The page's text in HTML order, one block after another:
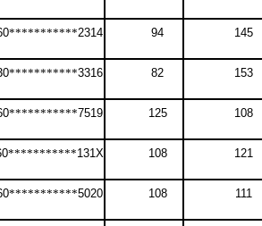
***********2314 94 145
***********3316 82 153
***********7519 125 108
***********131X 108 121
***********5020 108 111